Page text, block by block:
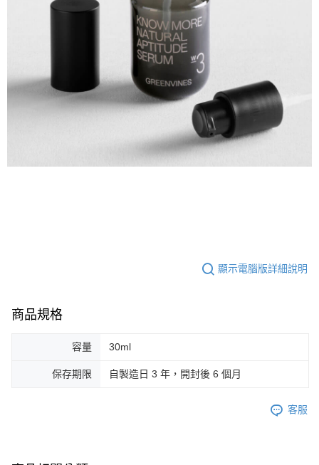
顯示電腦版詳細說明
商品規格
容量 30ml
保存期限 自製造日 3 年，開封後 6 個月
客服